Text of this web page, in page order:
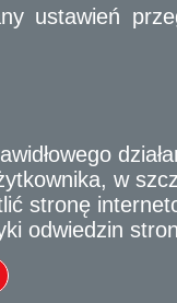
pogorszenia
warunków zamiennych.
po uzyskaniu
zagospodarowania lub
projekt
sąsiednie
zabudowy.
usytuowanych na
zainteresowanych organów.
ustawień
w
stronę
odwiedzin stron